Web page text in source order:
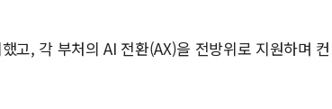
고, 각 부처의 AI 전환(AX)을 전방위로 지원하며 컨